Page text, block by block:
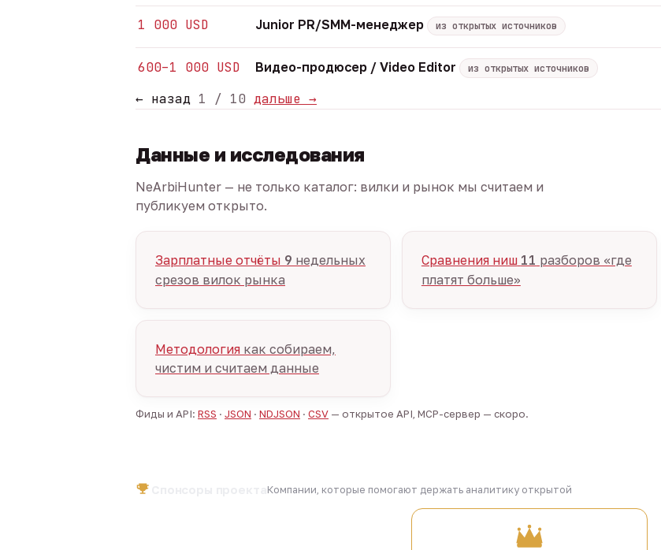
1 000 USD Junior PR/SMM-менеджер из открытых источников
600–1 000 USD Видео-продюсер / Video Editor из открытых источников
← назад 1 / 10 дальше →
Данные и исследования
NeArbiHunter — не только каталог: вилки и рынок мы считаем и
публикуем открыто.
Зарплатные отчёты 9 недельных
срезов вилок рынка
Сравнения ниш 11 разборов «где
платят больше»
Методология как собираем,
чистим и считаем данные
Фиды и API: RSS · JSON · NDJSON · CSV — открытое API, MCP-сервер — скоро.
Компании, которые помогают держать аналитику открытой